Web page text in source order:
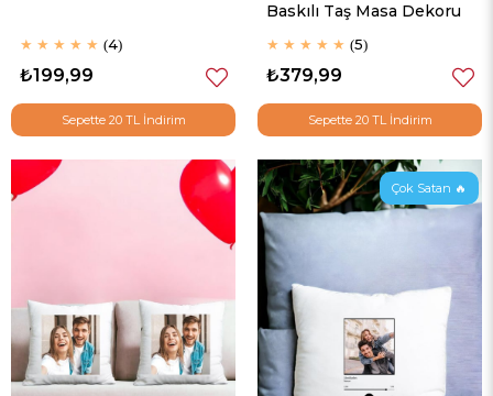
★ ★ ★ ★ ★ 4
₺199,99
Sepette 20 TL İndirim
Baskılı Taş Masa Dekoru
★ ★ ★ ★ ★ 5
₺379,99
Sepette 20 TL İndirim
Çok Satan 🔥